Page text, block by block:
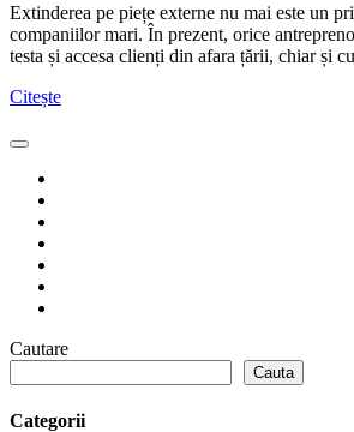
Extinderea pe piețe externe nu mai este un
companiilor mari. În prezent, orice
testa și accesa clienți din afara țării, chiar și
Citește
Cautare
Cauta
Categorii